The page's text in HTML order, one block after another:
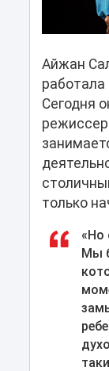
Айжан
работала
Сегодня
только
«Но
Мы